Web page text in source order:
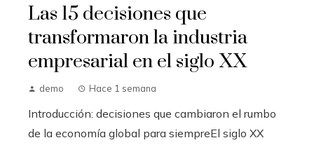
Las 15 decisiones que
transformaron la industria
empresarial en el siglo XX
demo Hace 1 semana
Introducción: decisiones que cambiaron el rumbo
de la economía global para siempreEl siglo XX